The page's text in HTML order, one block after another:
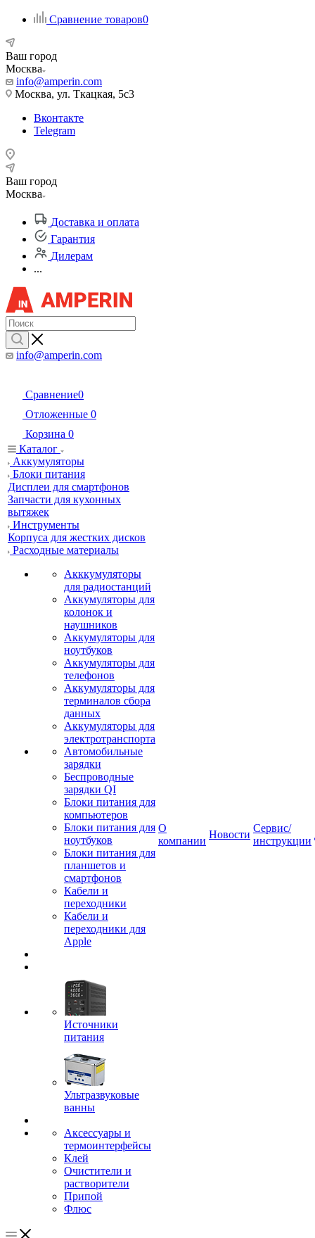
Сравнение товаров0
Ваш город
Москва
info@amperin.com
Москва, ул. Ткацкая, 5с3
Вконтакте
Telegram
Ваш город
Москва
Доставка и оплата
Гарантия
Дилерам
...
info@amperin.com
Сравнение0
Отложенные 0
Корзина 0
Каталог
Аккумуляторы
Блоки питания
Дисплеи для смартфонов
Запчасти для кухонных
вытяжек
Инструменты
Корпуса для жестких дисков
Расходные материалы
Акккумуляторы
для радиостанций
Аккумуляторы для
колонок и
наушников
Аккумуляторы для
ноутбуков
Аккумуляторы для
телефонов
Аккумуляторы для
терминалов сбора
данных
Аккумуляторы для
электротранспорта
Автомобильные
зарядки
Беспроводные
зарядки QI
Блоки питания для
компьютеров
Блоки питания для
ноутбуков
Блоки питания для
планшетов и
смартфонов
Кабели и
переходники
Кабели и
переходники для
Apple
Источники
питания
Ультразвуковые
ванны
Аксессуары и
термоинтерфейсы
Клей
Очистители и
растворители
Припой
Флюс
О
компании
Новости
Сервис/
инструкции